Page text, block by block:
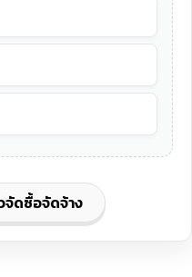
จัดซื้อจัดจ้าง